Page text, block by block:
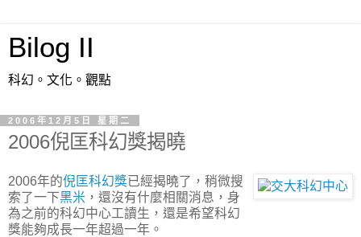
Bilog II
科幻。文化。觀點
2006年12月5日 星期二
2006倪匡科幻獎揭曉
2006年的倪匡科幻獎已經揭曉了，稍微搜
索了一下黑米 ，還沒有什麼相關消息，身
為之前的科幻中心工讀生，還是希望科幻
獎能夠成長一年超過一年。